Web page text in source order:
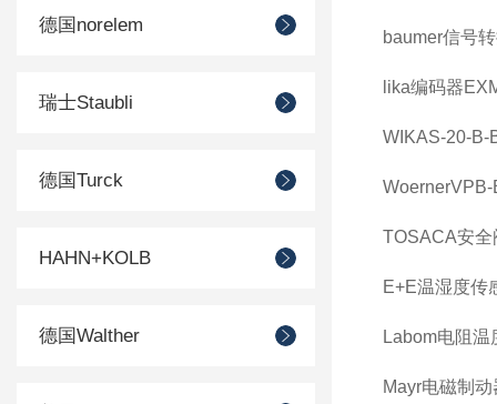
德国norelem
瑞士Staubli
德国Turck
HAHN+KOLB
德国Walther
baumer信号
lika编码器
WIKAS-20-B-
TOSACA安全
E+E温湿度传
Labom电阻
Mayr电磁制